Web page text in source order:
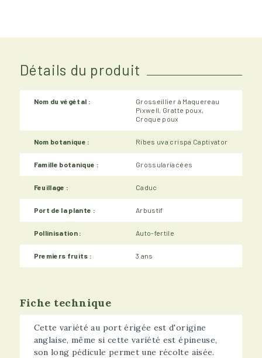
Détails du produit
Nom du végétal :
Grosseillier à Maquereau
Pixwell, Gratte poux,
Croque poux
Nom botanique : Ribes uva crispa Captivator
Famille botanique : Grossulariacées
Feuillage : Caduc
Port de la plante : Arbustif
Pollinisation : Auto-fertile
Premiers fruits : 3 ans
Fiche technique
Cette variété au port érigée est d'origine
anglaise, même si cette variété est épineuse,
son long pédicule permet une récolte aisée.